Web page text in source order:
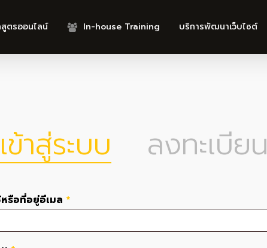
ตรออนไลน์ In-house Training บริการพัฒนาเว็บไซต์
เข้าสู่ระบบ ลงทะเบียน
รือที่อยู่อีเมล *ต้องการ